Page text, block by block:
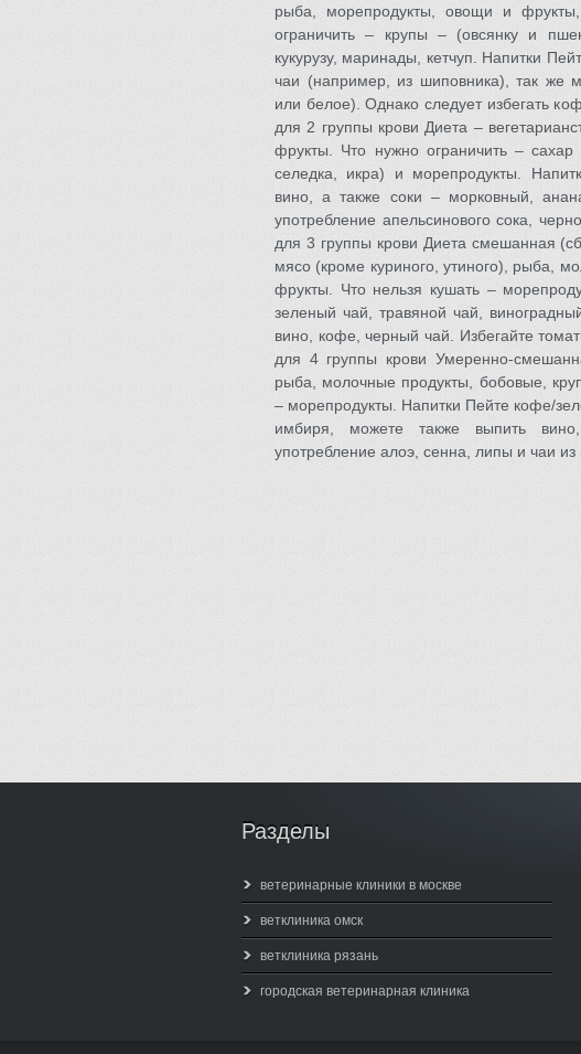
рыба, морепродукты, овощи и
ограничить – крупы – (овсянку и
кукурузу, маринады, кетчуп. Напитки
чаи (например, из шиповника), так же
или белое). Однако следует избегать
для 2 группы крови Диета –
фрукты. Что нужно ограничить –
селедка, икра) и морепродукты.
вино, а также соки – морковный,
употребление апельсинового сока,
для 3 группы крови Диета смешанная
мясо (кроме куриного, утиного), рыба,
фрукты. Что нельзя кушать –
зеленый чай, травяной чай,
вино, кофе, черный чай. Избегайте
для 4 группы крови Умеренно-
рыба, молочные продукты, бобовые,
– морепродукты. Напитки Пейте кофе/
имбиря, можете также выпить
употребление алоэ, сенна, липы и чаи из
Разделы
ветеринарные клиники в москве
ветклиника омск
ветклиника рязань
городская ветеринарная клиника